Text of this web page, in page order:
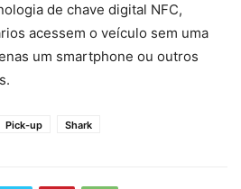
de chave digital NFC,
acessem o veículo sem uma
um smartphone ou outros
Pick-up Shark